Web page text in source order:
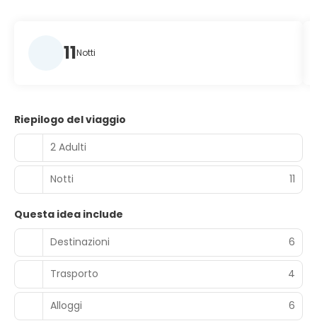
11Notti
Riepilogo del viaggio
2 Adulti
Notti 11
Questa idea include
Destinazioni
6
Trasporto 4
Alloggi 6